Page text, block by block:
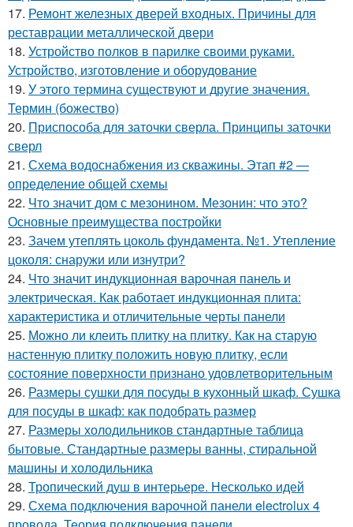
17. Ремонт железных дверей входных. Причины для
реставрации металлической двери
18. Устройство полков в парилке своими руками.
Устройство, изготовление и оборудование
19. У этого термина существуют и другие значения.
Термин (божество)
20. Приспособа для заточки сверла. Принципы заточки
сверл
21. Схема водоснабжения из скважины. Этап #2 —
определение общей схемы
22. Что значит дом с мезонином. Мезонин: что это?
Основные преимущества постройки
23. Зачем утеплять цоколь фундамента. №1. Утепление
цоколя: снаружи или изнутри?
24. Что значит индукционная варочная панель и
электрическая. Как работает индукционная плита:
характеристика и отличительные черты панели
25. Можно ли клеить плитку на плитку. Как на старую
настенную плитку положить новую плитку, если
состояние поверхности признано удовлетворительным
26. Размеры сушки для посуды в кухонный шкаф. Сушка
для посуды в шкаф: как подобрать размер
27. Размеры холодильников стандартные таблица
бытовые. Стандартные размеры ванны, стиральной
машины и холодильника
28. Тропический душ в интерьере. Несколько идей
29. Схема подключения варочной панели electrolux 4